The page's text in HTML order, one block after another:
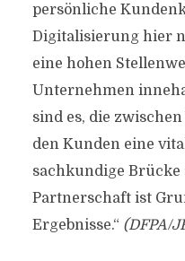
persönliche
Digitalisierung hier
eine hohen
Unternehmen
sind es, die
den Kunden eine
sachkundige Brücke
Partnerschaft ist
Ergebnisse.“ (DFPA/